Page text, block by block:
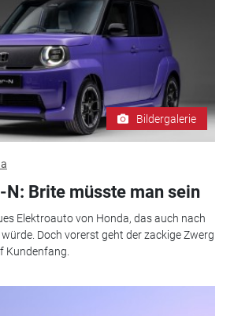
Bildergalerie
N: Brite müsste man sein
Elektroauto von Honda, das auch nach
Doch vorerst geht der zackige Zwerg
Kundenfang.